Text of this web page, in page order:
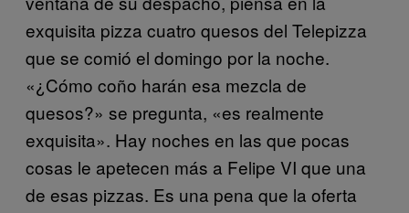
exquisita pizza cuatro quesos del Telepizza
que se comió el domingo por la noche.
«¿Cómo coño harán esa mezcla de
quesos?» se pregunta, «es realmente
exquisita». Hay noches en las que pocas
cosas le apetecen más a Felipe VI que una
de esas pizzas. Es una pena que la oferta